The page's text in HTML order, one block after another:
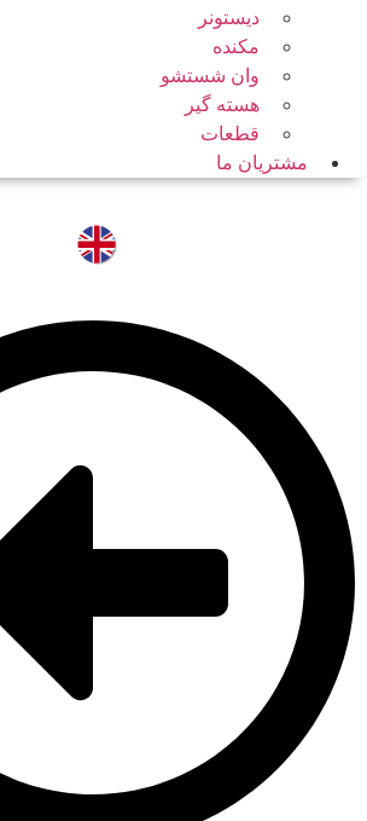
دیستونر
مکنده
وان شستشو
هسته گیر
قطعات
مشتریان ما